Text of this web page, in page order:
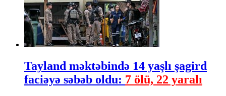
Tayland məktəbində 14 yaşlı şagird
faciəyə səbəb oldu: 7 ölü, 22 yaralı